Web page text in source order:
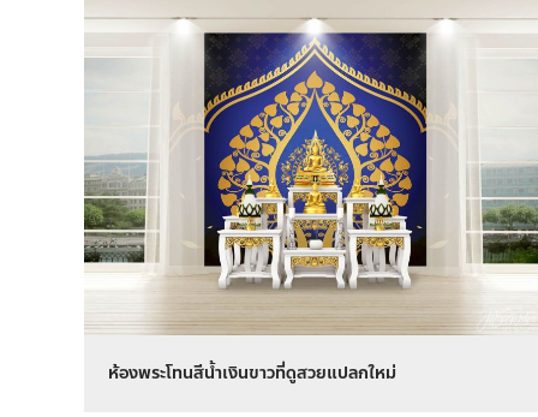
ห้องพระโทนสีน้ำเงินขาวที่ดูสวยแปลกใหม่